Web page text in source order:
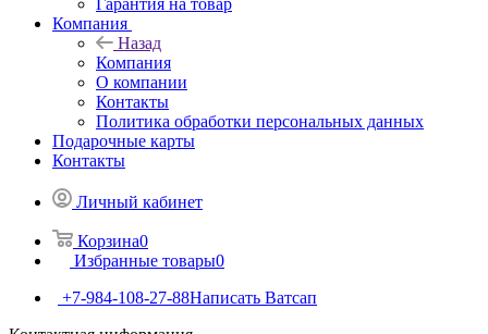
Гарантия на товар
Компания
Назад
Компания
О компании
Контакты
Политика обработки персональных данных
Подарочные карты
Контакты
Личный кабинет
Корзина0
Избранные товары0
+7-984-108-27-88Написать Ватсап